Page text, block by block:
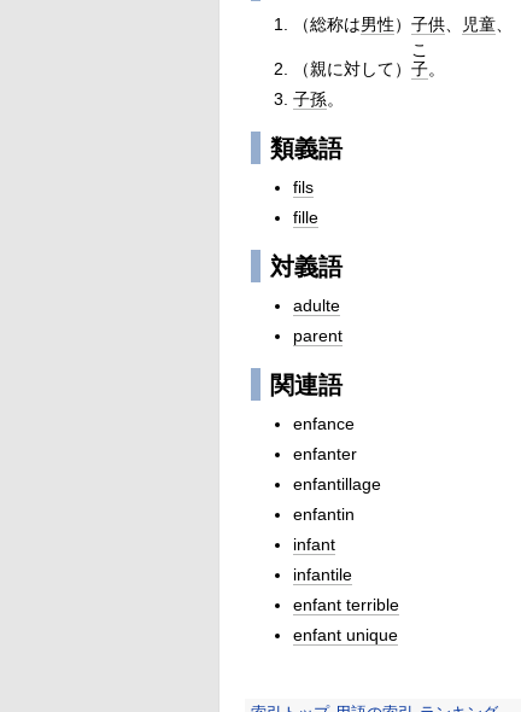
（総称は男性） 子供 児童 、
（親に対して） 子
こ
。
子孫。
類義語
fils
fille
対義語
adulte
parent
関連語
enfance
enfanter
enfantillage
enfantin
infant
infantile
enfant terrible
enfant unique